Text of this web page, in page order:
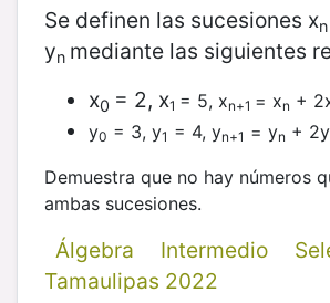
Se definen las sucesiones xn
yn mediante las siguientes
x0 = 2, x1 = 5, xn+1 = xn +
y0 = 3, y1 = 4, yn+1 = yn + 2y
​Demuestra que no hay números
ambas sucesiones.
Álgebra Intermedio
Tamaulipas 2022